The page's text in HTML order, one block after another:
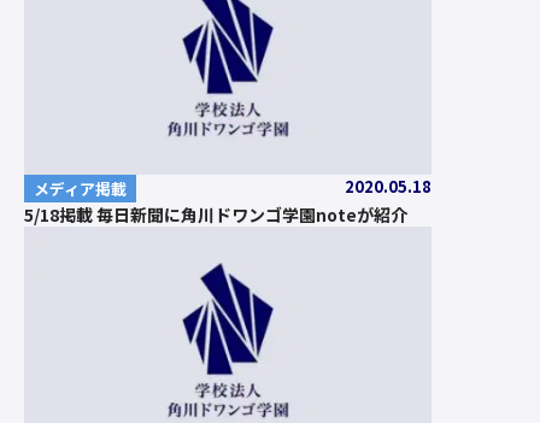
メディア掲載 2020.05.18
5/18掲載 毎日新聞に角川ドワンゴ学園noteが紹介